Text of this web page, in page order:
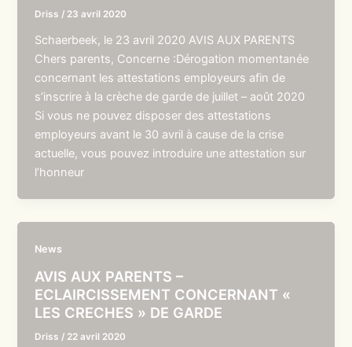
Driss / 23 avril 2020
Schaerbeek, le 23 avril 2020 AVIS AUX PARENTS
Chers parents, Concerne :Dérogation momentanée
concernant les attestations employeurs afin de
s’inscrire à la crèche de garde de juillet – août 2020
Si vous ne pouvez disposer des attestations
employeurs avant le 30 avril à cause de la crise
actuelle, vous pouvez introduire une attestation sur
l’honneur
News
AVIS AUX PARENTS –
ECLAIRCISSEMENT CONCERNANT «
LES CRECHES » DE GARDE
Driss / 22 avril 2020